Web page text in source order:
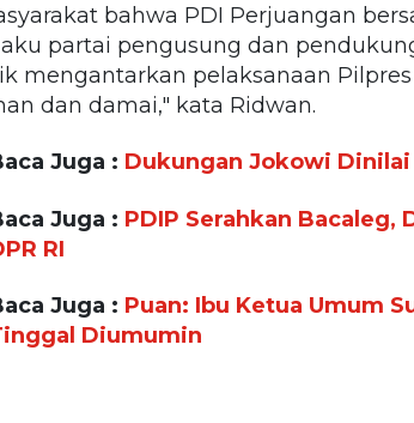
bahwa PDI Perjuangan
partai pengusung dan
mengantarkan pelaksanaan
dan damai," kata Ridwan.
Juga : Dukungan Jokowi
Juga : PDIP Serahkan Bacaleg,
RI
Juga : Puan: Ibu Ketua Umum
Diumumin